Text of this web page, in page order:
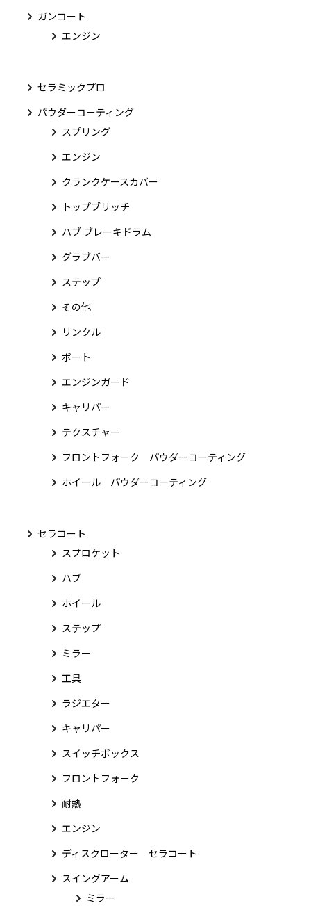
ガンコート
エンジン
セラミックプロ
パウダーコーティング
スプリング
エンジン
クランクケースカバー
トップブリッチ
ハブ ブレーキドラム
グラブバー
ステップ
その他
リンクル
ボート
エンジンガード
キャリパー
テクスチャー
フロントフォーク パウダーコーティング
ホイール パウダーコーティング
セラコート
スプロケット
ハブ
ホイール
ステップ
ミラー
工具
ラジエター
キャリパー
スイッチボックス
フロントフォーク
耐熱
エンジン
ディスクローター セラコート
スイングアーム
ミラー